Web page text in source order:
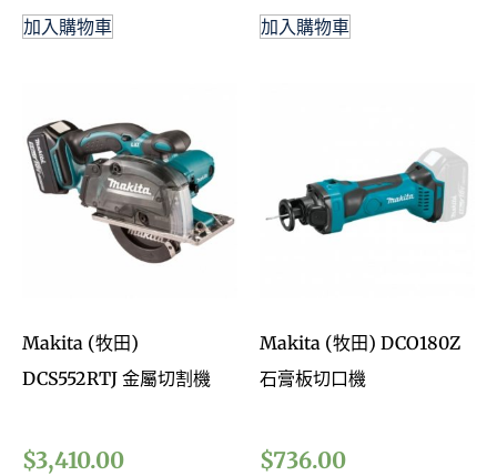
加入購物車 加入購物車
Makita (牧田)
DCS552RTJ 金屬切割機
$3,410.00
Makita (牧田) DCO180Z
石膏板切口機
$736.00